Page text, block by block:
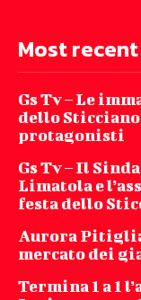
Most recent
Gs Tv – Le
dello
protagonisti
Gs Tv – Il
Limatola e
festa dello
Aurora
mercato dei
Termina 1 a 1